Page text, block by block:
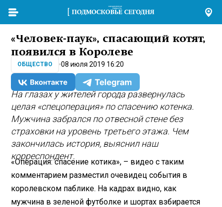
«Человек-паук», спасающий котят,
появился в Королеве
ОБЩЕСТВО 08 июля 2019 16:20
На глазах у жителей города развернулась
целая «спецоперация» по спасению котенка.
Мужчина забрался по отвесной стене без
страховки на уровень третьего этажа. Чем
закончилась история, выяснил наш
корреспондент.
«Операция: спасение котика», – видео с таким
комментарием разместил очевидец события в
королевском паблике. На кадрах видно, как
мужчина в зеленой футболке и шортах взбирается